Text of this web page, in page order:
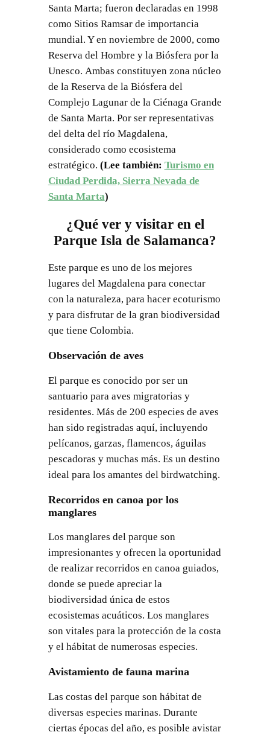
Santa Marta; fueron declaradas en 1998
como Sitios Ramsar de importancia
mundial. Y en noviembre de 2000, como
Reserva del Hombre y la Biósfera por la
Unesco. Ambas constituyen zona núcleo
de la Reserva de la Biósfera del
Complejo Lagunar de la Ciénaga Grande
de Santa Marta. Por ser representativas
del delta del río Magdalena,
considerado como ecosistema
estratégico. (Lee también: Turismo en
Ciudad Perdida, Sierra Nevada de
Santa Marta)
¿Qué ver y visitar en el
Parque Isla de Salamanca?
Este parque es uno de los mejores
lugares del Magdalena para conectar
con la naturaleza, para hacer ecoturismo
y para disfrutar de la gran biodiversidad
que tiene Colombia.
Observación de aves
El parque es conocido por ser un
santuario para aves migratorias y
residentes. Más de 200 especies de aves
han sido registradas aquí, incluyendo
pelícanos, garzas, flamencos, águilas
pescadoras y muchas más. Es un destino
ideal para los amantes del birdwatching.
Recorridos en canoa por los
manglares
Los manglares del parque son
impresionantes y ofrecen la oportunidad
de realizar recorridos en canoa guiados,
donde se puede apreciar la
biodiversidad única de estos
ecosistemas acuáticos. Los manglares
son vitales para la protección de la costa
y el hábitat de numerosas especies.
Avistamiento de fauna marina
Las costas del parque son hábitat de
diversas especies marinas. Durante
ciertas épocas del año, es posible avistar